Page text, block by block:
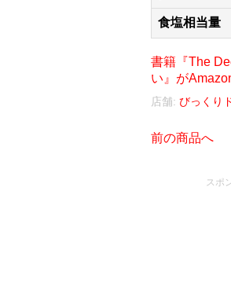
食塩相当量
書籍『The
い』が
店舗: びっくり
前の商品へ
スポ